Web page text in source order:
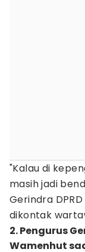
"Kalau di
masih jadi
Gerindra
dikontak
2. Pengurus
Wamenhut